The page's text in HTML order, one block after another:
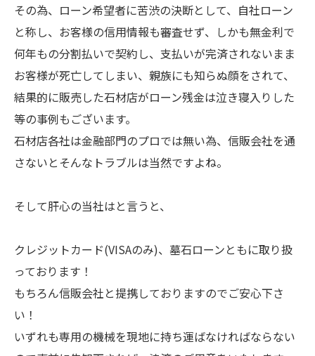
その為、ローン希望者に苦渋の決断として、自社ローン
と称し、お客様の信用情報も審査せず、しかも無金利で
何年もの分割払いで契約し、支払いが完済されないまま
お客様が死亡してしまい、親族にも知らぬ顔をされて、
結果的に販売した石材店がローン残金は泣き寝入りした
等の事例もございます。
石材店各社は金融部門のプロでは無い為、信販会社を通
さないとそんなトラブルは当然ですよね。
そして肝心の当社はと言うと、
クレジットカード(VISAのみ)、墓石ローンともに取り扱
っております！
もちろん信販会社と提携しておりますのでご安心下さ
い！
いずれも専用の機械を現地に持ち運ばなければならない